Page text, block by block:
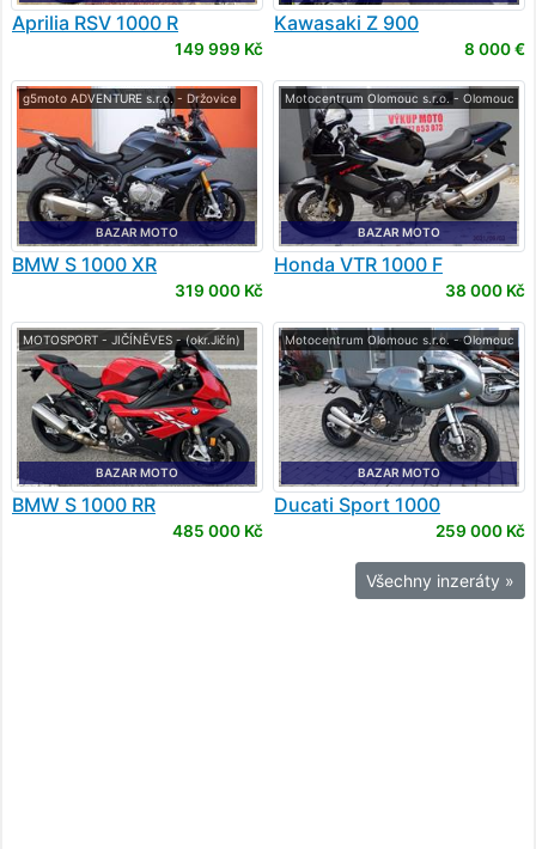
Aprilia RSV 1000 R
149 999 Kč
Kawasaki Z 900
8 000 €
g5moto ADVENTURE s.r.o. - Držovice
BAZAR MOTO
BMW S 1000 XR
319 000 Kč
Motocentrum Olomouc s.r.o. - Olomouc
BAZAR MOTO
Honda VTR 1000 F
38 000 Kč
MOTOSPORT - JIČÍNĚVES - (okr.Jičín)
BAZAR MOTO
BMW S 1000 RR
485 000 Kč
Motocentrum Olomouc s.r.o. - Olomouc
BAZAR MOTO
Ducati Sport 1000
259 000 Kč
Všechny inzeráty »